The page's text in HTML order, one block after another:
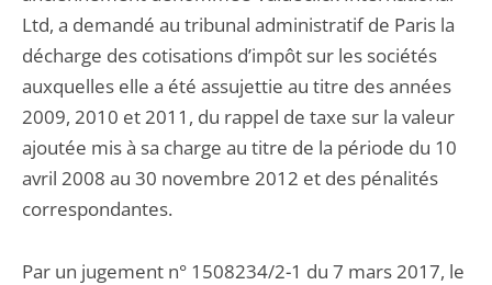
Ltd, a demandé au tribunal administratif de Paris la
décharge des cotisations d’impôt sur les sociétés
auxquelles elle a été assujettie au titre des années
2009, 2010 et 2011, du rappel de taxe sur la valeur
ajoutée mis à sa charge au titre de la période du 10
avril 2008 au 30 novembre 2012 et des pénalités
correspondantes.
Par un jugement n° 1508234/2-1 du 7 mars 2017, le